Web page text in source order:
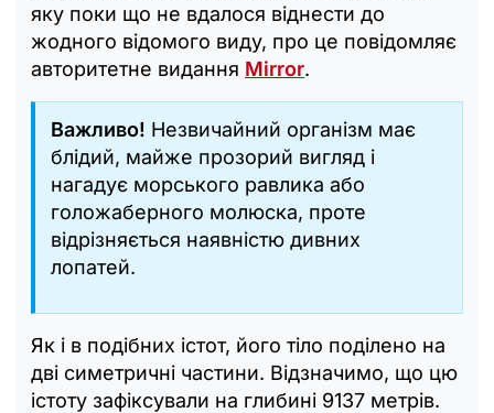
яку поки що не вдалося віднести до
жодного відомого виду, про це повідомляє
авторитетне видання Mirror.
Важливо! Незвичайний організм має
блідий, майже прозорий вигляд і
нагадує морського равлика або
голожаберного молюска, проте
відрізняється наявністю дивних
лопатей.
Як і в подібних істот, його тіло поділено на
дві симетричні частини. Відзначимо, що цю
істоту зафіксували на глибині 9137 метрів.